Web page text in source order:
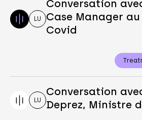
LU
Conversation
Case Manager
Covid
LU
Conversation
Deprez, Ministre